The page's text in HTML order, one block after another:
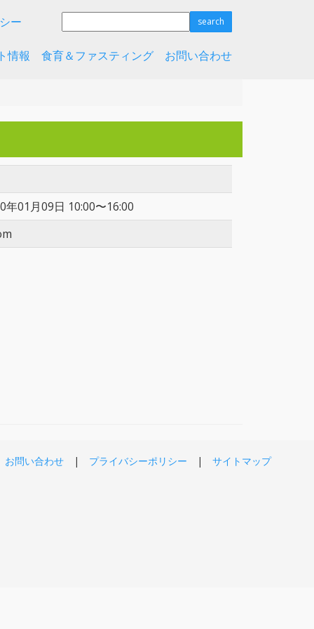
ー
情報 食育＆ファスティング お問い合わせ
年01月09日 10:00〜16:00
お問い合わせ プライバシーポリシー サイトマップ